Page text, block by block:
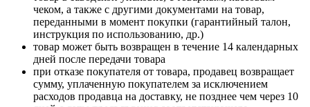
чеком, а также с другими документами на товар,
переданными в момент покупки (гарантийный талон,
инструкция по использованию, др.)
товар может быть возвращен в течение 14 календарных
дней после передачи товара
при отказе покупателя от товара, продавец возвращает
сумму, уплаченную покупателем за исключением
расходов продавца на доставку, не позднее чем через 10